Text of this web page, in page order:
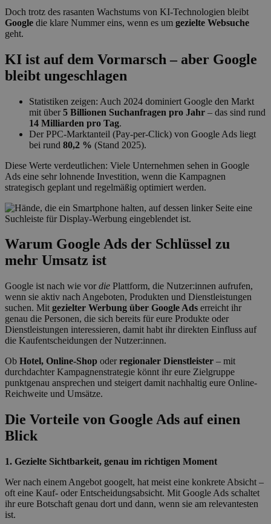
Doch trotz des rasanten Wachstums von KI-Technologien bleibt
Google die klare Nummer eins, wenn es um gezielte Websuche
geht.
KI ist auf dem Vormarsch – aber Google
bleibt ungeschlagen
Statistiken zeigen: Auch 2024 dominiert Google den Markt
mit über5 Billionen Suchanfragen pro Jahr – das sind rund
14 Milliarden pro Tag.
Der PPC-Marktanteil (Pay-per-Click) von Google Ads liegt
bei rund 80,2 % (Stand 2025).
Diese Werte verdeutlichen: Viele Unternehmen sehen in Google
Ads eine sehr lohnende Investition, wenn die Kampagnen
strategisch geplant und regelmäßig optimiert werden.
Warum Google Ads der Schlüssel zu
mehr Umsatz ist
Google ist nach wie vordie Plattform, die Nutzer:innen aufrufen,
wenn sie aktiv nach Angeboten, Produkten und Dienstleistungen
suchen. Mit gezielter Werbung über Google Ads erreicht ihr
genau die Personen, die sich bereits für eure Produkte oder
Dienstleistungen interessieren, damit habt ihr direkten Einfluss auf
die Kaufentscheidungen der Nutzer:innen.
Ob Hotel, Online-Shop oderregionaler Dienstleister – mit
durchdachter Kampagnenstrategie könnt ihr eure Zielgruppe
punktgenau ansprechen und steigert damit nachhaltig eure Online-
Reichweite und Umsätze.
Die Vorteile von Google Ads auf einen
Blick
1. Gezielte Sichtbarkeit, genau im richtigen Moment
Wer nach einem Angebot googelt, hat meist eine konkrete Absicht –
oft eine Kauf- oder Entscheidungsabsicht. Mit Google Ads schaltet
ihr eure Botschaft genau dort und dann, wenn sie am relevantesten
ist.